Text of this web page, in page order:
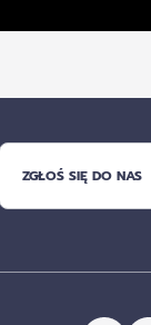
ZGŁOŚ SIĘ DO NAS